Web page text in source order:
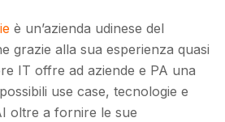
è un’azienda udinese del
grazie alla sua esperienza quasi
IT offre ad aziende e PA una
use case, tecnologie e
oltre a fornire le sue